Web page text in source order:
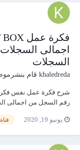
السجلات
khaledreda قام
رقم السجل من اجمالى
يونيو 19, 2020
قناةthe best